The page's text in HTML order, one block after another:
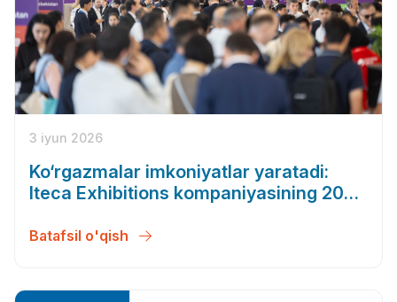
3 iyun 2026
Ko‘rgazmalar imkoniyatlar yaratadi:
Iteca Exhibitions kompaniyasining 2026
Batafsil o'qish